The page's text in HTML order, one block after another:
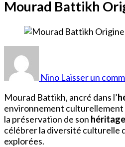
Mourad Battikh
Nino Laisser un
Mourad Battikh, ancré dans l’
environnement culturellement
la préservation de son
célébrer la diversité culturelle
explorées.